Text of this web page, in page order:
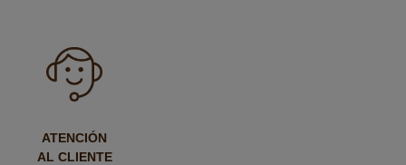
ATENCIÓN
AL CLIENTE